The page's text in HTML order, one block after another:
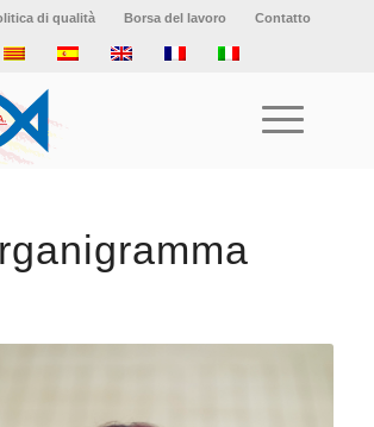
di qualità Borsa del lavoro Contatto